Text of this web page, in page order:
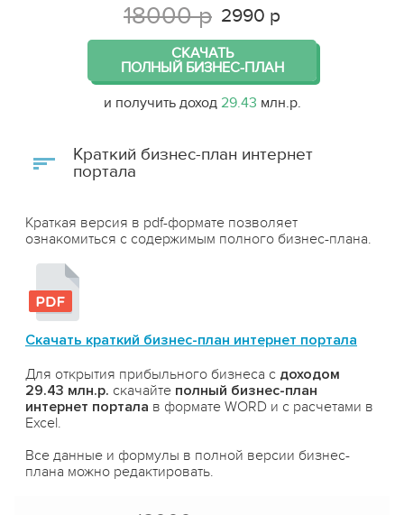
18000 р 2990 р
СКАЧАТЬ
ПОЛНЫЙ БИЗНЕС-ПЛАН
и получить доход 29.43 млн.р.
Краткий бизнес-план интернет
портала
Краткая версия в pdf-формате позволяет
ознакомиться с содержимым полного бизнес-плана.
Скачать краткий бизнес-план интернет портала
Для открытия прибыльного бизнеса с доходом
29.43 млн.р. скачайте полный бизнес-план
интернет портала в формате WORD и с расчетами в
Excel.
Все данные и формулы в полной версии бизнес-
плана можно редактировать.